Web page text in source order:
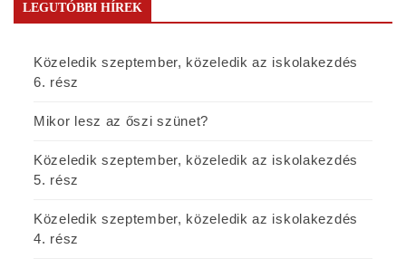
LEGUTÓBBI HÍREK
Közeledik szeptember, közeledik az iskolakezdés
6. rész
Mikor lesz az őszi szünet?
Közeledik szeptember, közeledik az iskolakezdés
5. rész
Közeledik szeptember, közeledik az iskolakezdés
4. rész